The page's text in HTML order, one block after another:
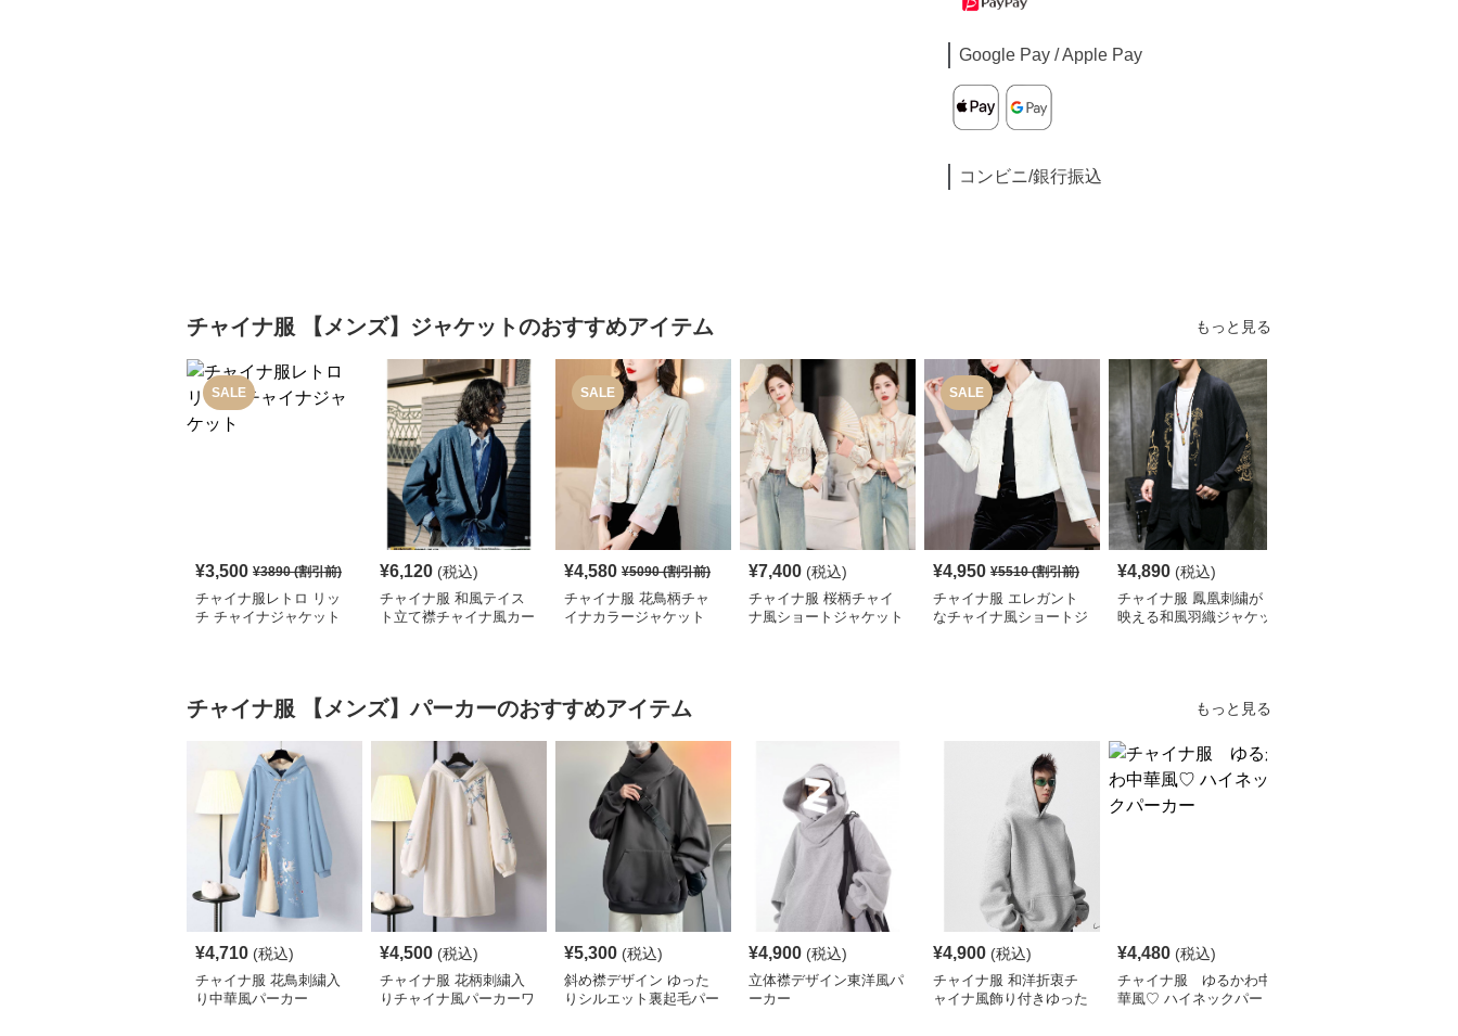
Google Pay / Apple Pay
コンビニ/銀行振込
チャイナ服 【メンズ】ジャケットのおすすめアイテム もっと見る
SALE
¥3,500 ¥3890(割引前)
チャイナ服レトロ リッ
チ チャイナジャケット
¥6,120 (税込)
チャイナ服 和風テイス
ト立て襟チャイナ風カー
SALE
¥4,580 ¥5090(割引前)
チャイナ服 花鳥柄チャ
イナカラージャケット
¥7,400 (税込)
チャイナ服 桜柄チャイ
ナ風ショートジャケット
SALE
¥4,950 ¥5510(割引前)
チャイナ服 エレガント
なチャイナ風ショートジ
¥4,890 (税込)
チャイナ服 鳳凰刺繍が
映える和風羽織ジャケッ
チャイナ服 【メンズ】パーカーのおすすめアイテム もっと見る
¥4,710 (税込)
チャイナ服 花鳥刺繍入
り中華風パーカー
¥4,500 (税込)
チャイナ服 花柄刺繍入
りチャイナ風パーカーワ
¥5,300 (税込)
斜め襟デザイン ゆった
りシルエット裏起毛パー
¥4,900 (税込)
立体襟デザイン東洋風パ
ーカー
¥4,900 (税込)
チャイナ服 和洋折衷チ
ャイナ風飾り付きゆった
¥4,480 (税込)
チャイナ服 ゆるかわ中
華風♡ ハイネックパー